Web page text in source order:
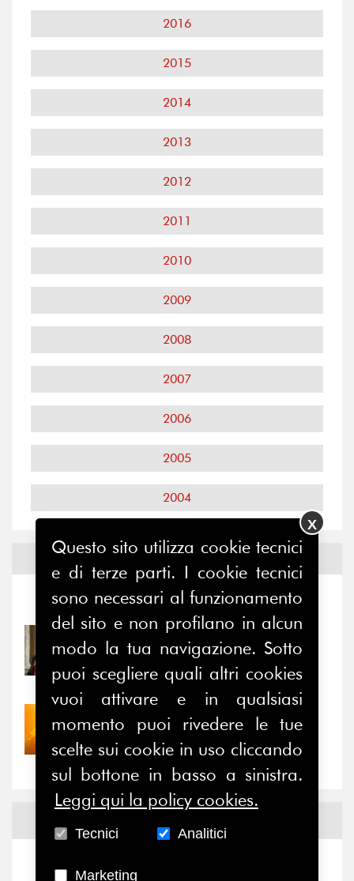
2016
2015
2014
2013
2012
2011
2010
2009
2008
2007
2006
2005
2004
Notizie edEventi
Notizie- Eventi
31/07/2026
Prima della pausa estiva,
il valore di...
30/07/2026
Nove anni dopo la
“grande cecità”: la...
Questo sito utilizza cookie tecnici
e di terze parti. I cookie tecnici
sono necessari al funzionamento
del sito e non profilano in alcun
modo la tua navigazione. Sotto
puoi scegliere quali altri cookies
vuoi attivare e in qualsiasi
momento puoi rivedere le tue
scelte sui cookie in uso cliccando
sul bottone in basso a sinistra.
Leggi qui la policy cookies.
Tecnici Analitici
Marketing
X